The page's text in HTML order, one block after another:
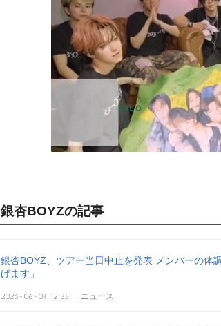
銀杏BOYZの記事
銀杏BOYZ、ツアー当日中止を発表 メンバーの体
げます」
2026-06-01 12:35 ニュース